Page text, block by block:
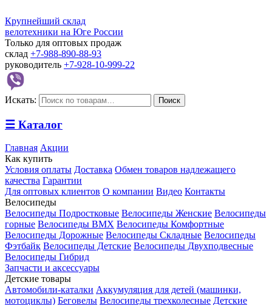
Крупнейший склад
велотехники на Юге России
Только для оптовых продаж
склад +7-988-890-88-93
руководитель +7-928-10-999-22
Искать: Поиск
☰ Каталог
Главная Акции
Как купить
Условия оплаты Доставка Обмен товаров надлежащего
качества Гарантии
Для оптовых клиентов О компании Видео Контакты
Велосипеды
Велосипеды Подростковые Велосипеды Женские Велосипеды
горные Велосипеды BMX Велосипеды Комфортные
Велосипеды Дорожные Велосипеды Складные Велосипеды
Фэтбайк Велосипеды Детские Велосипеды Двухподвесные
Велосипеды Гибрид
Запчасти и аксессуары
Детские товары
Автомобили-каталки Аккумуляция для детей (машинки,
мотоциклы) Беговелы Велосипеды трехколесные Детские